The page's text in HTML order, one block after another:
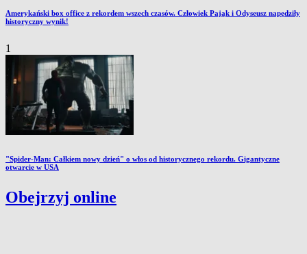
Amerykański box office z rekordem wszech czasów. Człowiek Pająk i Odyseusz napędziły
historyczny wynik!
1
"Spider-Man: Całkiem nowy dzień" o włos od historycznego rekordu. Gigantyczne
otwarcie w USA
Obejrzyj online